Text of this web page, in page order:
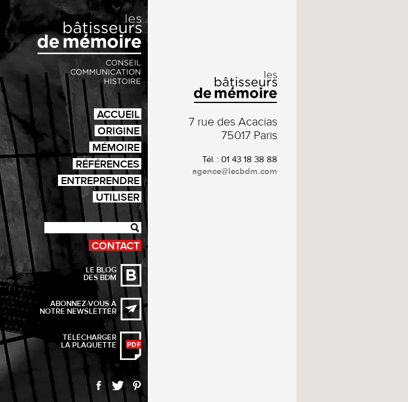
ACCUEIL
ORIGINE
MÉMOIRE
RÉFÉRENCES
ENTREPRENDRE
UTILISER
CONTACT
LE BLOG
DES BDM
ABONNEZ-VOUS À
NOTRE NEWSLETTER
TÉLÉCHARGER
LA PLAQUETTE
7 rue des Acacias
75017 Paris
Tél. : 01 43 18 38 88
agence@lesbdm.com